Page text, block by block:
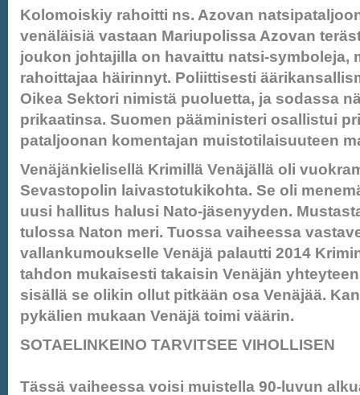
Kolomoiskiy rahoitti ns. Azovan
venäläisiä vastaan Mariupolissa Azovan
joukon johtajilla on havaittu natsi-symboleja,
rahoittajaa häirinnyt. Poliittisesti
Oikea Sektori nimistä puoluetta, ja sodassa
prikaatinsa. Suomen pääministeri osallistui
pataljoonan komentajan muistotilaisuuteen
Venäjänkielisellä Krimillä Venäjällä oli
Sevastopolin laivastotukikohta. Se oli
uusi hallitus halusi Nato-jäsenyyden.
tulossa Naton meri. Tuossa vaiheessa
vallankumoukselle Venäjä palautti 2014
tahdon mukaisesti takaisin Venäjän
sisällä se olikin ollut pitkään osa Venäjää.
pykälien mukaan Venäjä toimi väärin.
SOTAELINKEINO TARVITSEE VIHOLLISEN
Tässä vaiheessa voisi muistella 90-luvun